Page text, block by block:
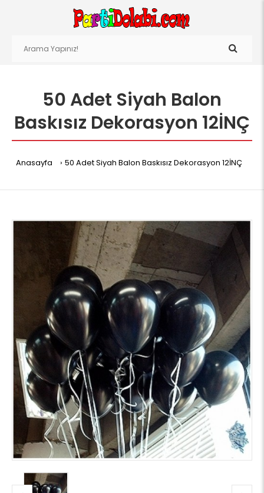
50 Adet Siyah Balon
Baskısız Dekorasyon 12İNÇ
Anasayfa 50 Adet Siyah Balon Baskısız Dekorasyon 12İNÇ